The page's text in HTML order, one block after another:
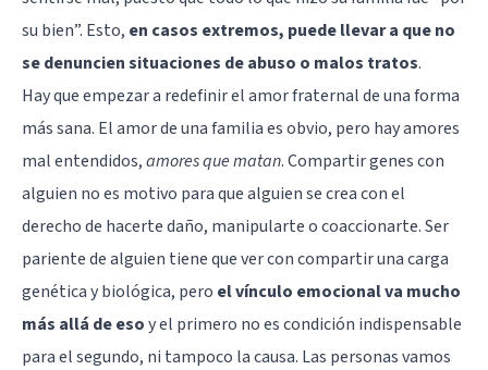
su bien”. Esto, en casos extremos, puede llevar a que no
se denuncien situaciones de abuso o malos tratos.
Hay que empezar a redefinir el amor fraternal de una forma
más sana. El amor de una familia es obvio, pero hay amores
mal entendidos,amores que matan. Compartir genes con
alguien no es motivo para que alguien se crea con el
derecho de hacerte daño, manipularte o coaccionarte. Ser
pariente de alguien tiene que ver con compartir una carga
genética y biológica, pero el vínculo emocional va mucho
más allá de esoy el primero no es condición indispensable
para el segundo, ni tampoco la causa. Las personas vamos